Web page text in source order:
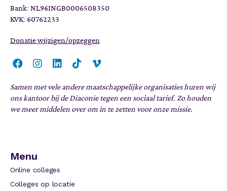
Bank: NL96INGB0006508350
KVK: 60762233
Donatie wijzigen/opzeggen
Samen met vele andere maatschappelijke organisaties huren wij
ons kantoor bij de Diaconie tegen een sociaal tarief. Zo houden
we meer middelen over om in te zetten voor onze missie.
Menu
Online colleges
Colleges op locatie